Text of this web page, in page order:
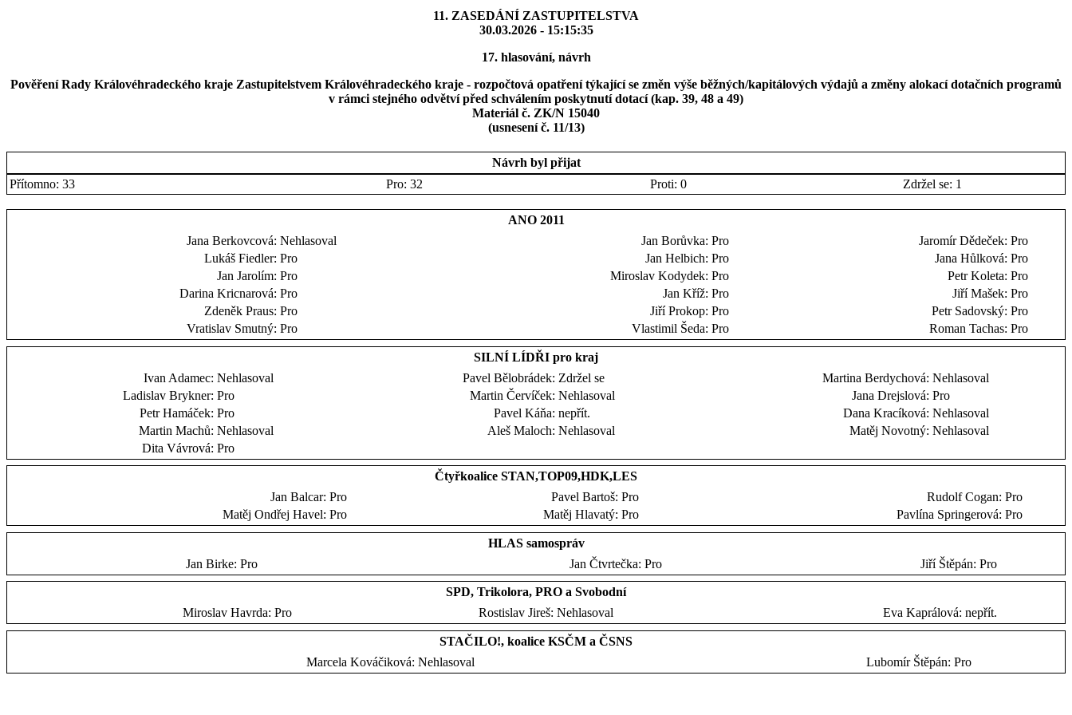
11. ZASEDÁNÍ ZASTUPITELSTVA
30.03.2026 - 15:15:35
17. hlasování, návrh
Pověření Rady Královéhradeckého kraje Zastupitelstvem Královéhradeckého kraje - rozpočtová opatření týkající se změn výše běžných/kapitálových výdajů a změny alokací dotačních programů
v rámci stejného odvětví před schválením poskytnutí dotací (kap. 39, 48 a 49)
Materiál č. ZK/N 15040
(usnesení č. 11/13)
Návrh byl přijat
Přítomno: 33
Pro: 32 Proti: 0 Zdržel se: 1
ANO 2011
Jana Berkovcová: Nehlasoval Jan Borůvka: Pro Jaromír Dědeček: Pro
Lukáš Fiedler: Pro Jan Helbich: Pro Jana Hůlková: Pro
Jan Jarolím: Pro Miroslav Kodydek: Pro Petr Koleta: Pro
Darina Kricnarová: Pro Jan Kříž: Pro Jiří Mašek: Pro
Zdeněk Praus: Pro Jiří Prokop: Pro Petr Sadovský: Pro
Vratislav Smutný: Pro Vlastimil Šeda: Pro Roman Tachas: Pro
SILNÍ LÍDŘI pro kraj
Ivan Adamec: Nehlasoval Pavel Bělobrádek: Zdržel se Martina Berdychová: Nehlasoval
Ladislav Brykner: Pro Martin Červíček: Nehlasoval Jana Drejslová: Pro
Petr Hamáček: Pro Pavel Káňa: nepřít. Dana Kracíková: Nehlasoval
Martin Machů: Nehlasoval Aleš Maloch: Nehlasoval Matěj Novotný: Nehlasoval
Dita Vávrová: Pro
Čtyřkoalice STAN,TOP09,HDK,LES
Jan Balcar: Pro Pavel Bartoš: Pro Rudolf Cogan: Pro
Matěj Ondřej Havel: Pro Matěj Hlavatý: Pro Pavlína Springerová: Pro
HLAS samospráv
Jan Birke: Pro Jan Čtvrtečka: Pro Jiří Štěpán: Pro
SPD, Trikolora, PRO a Svobodní
Miroslav Havrda: Pro Rostislav Jireš: Nehlasoval Eva Kaprálová: nepřít.
STAČILO!, koalice KSČM a ČSNS
Marcela Kováčiková: Nehlasoval Lubomír Štěpán: Pro